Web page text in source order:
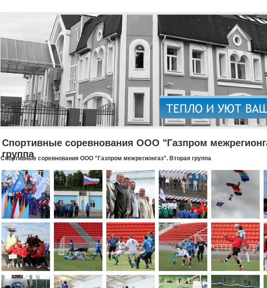
Спортивные соревнования ООО "Газпром
группа
Спортивные соревнования ООО "Газпром межрегионгаз". Вторая группа